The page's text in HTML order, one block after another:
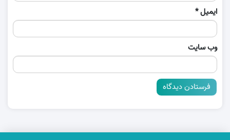
ایمیل*
وب‌ سایت